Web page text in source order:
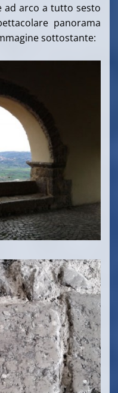
ad arco a tutto sesto
panorama
sottostante: